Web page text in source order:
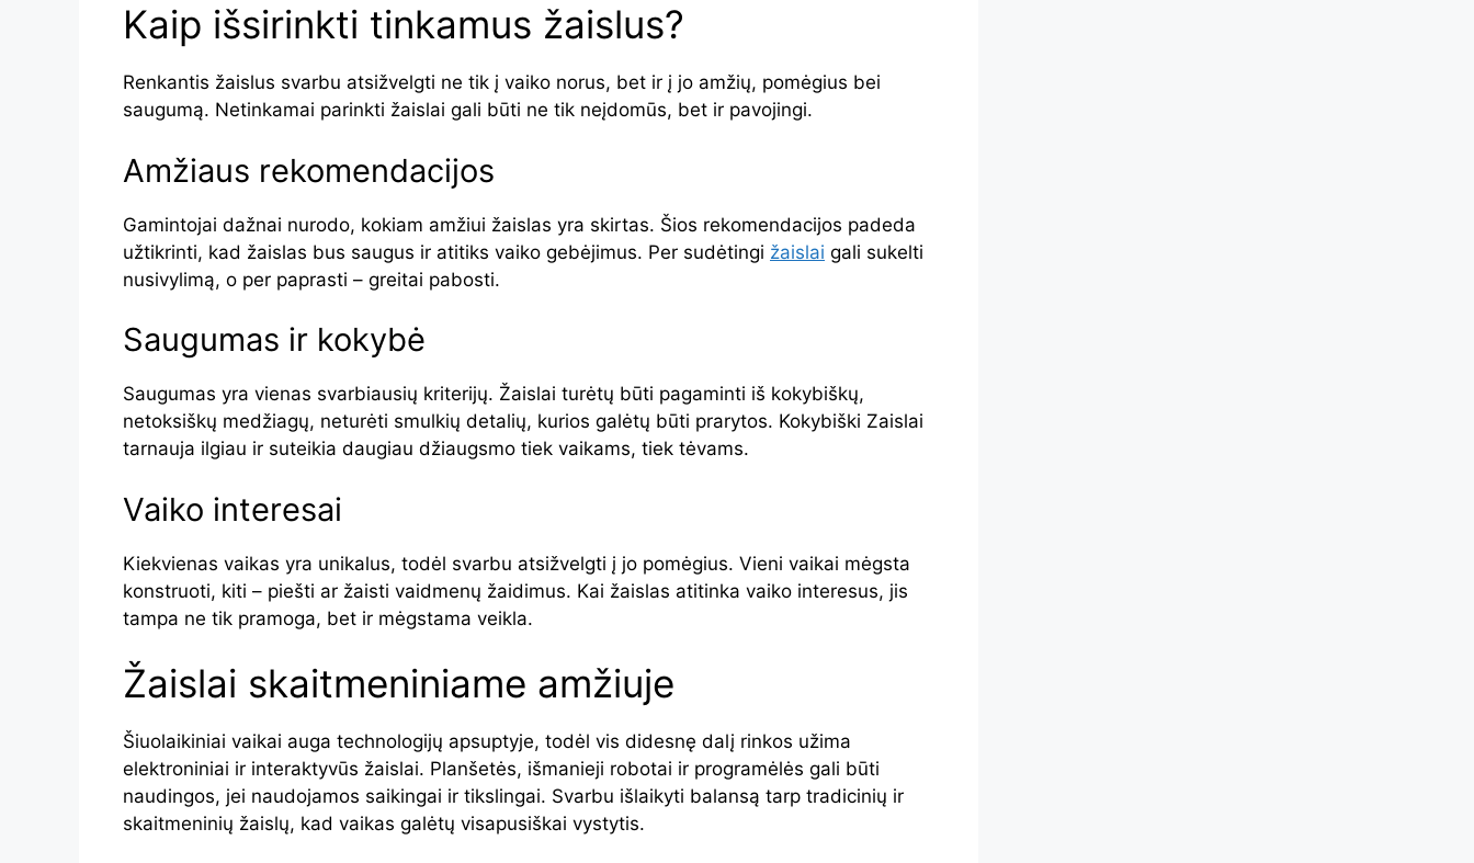
Kaip išsirinkti tinkamus žaislus?
Renkantis žaislus svarbu atsižvelgti ne tik į vaiko norus, bet ir į jo amžių, pomėgius bei
saugumą. Netinkamai parinkti žaislai gali būti ne tik neįdomūs, bet ir pavojingi.
Amžiaus rekomendacijos
Gamintojai dažnai nurodo, kokiam amžiui žaislas yra skirtas. Šios rekomendacijos padeda
užtikrinti, kad žaislas bus saugus ir atitiks vaiko gebėjimus. Per sudėtingi žaislai gali sukelti
nusivylimą, o per paprasti – greitai pabosti.
Saugumas ir kokybė
Saugumas yra vienas svarbiausių kriterijų. Žaislai turėtų būti pagaminti iš kokybiškų,
netoksiškų medžiagų, neturėti smulkių detalių, kurios galėtų būti prarytos. Kokybiški Zaislai
tarnauja ilgiau ir suteikia daugiau džiaugsmo tiek vaikams, tiek tėvams.
Vaiko interesai
Kiekvienas vaikas yra unikalus, todėl svarbu atsižvelgti į jo pomėgius. Vieni vaikai mėgsta
konstruoti, kiti – piešti ar žaisti vaidmenų žaidimus. Kai žaislas atitinka vaiko interesus, jis
tampa ne tik pramoga, bet ir mėgstama veikla.
Žaislai skaitmeniniame amžiuje
Šiuolaikiniai vaikai auga technologijų apsuptyje, todėl vis didesnę dalį rinkos užima
elektroniniai ir interaktyvūs žaislai. Planšetės, išmanieji robotai ir programėlės gali būti
naudingos, jei naudojamos saikingai ir tikslingai. Svarbu išlaikyti balansą tarp tradicinių ir
skaitmeninių žaislų, kad vaikas galėtų visapusiškai vystytis.